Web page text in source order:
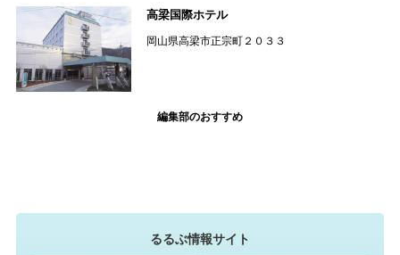
高梁国際ホテル
岡山県高梁市正宗町２０３３
編集部のおすすめ
るるぶ情報サイト